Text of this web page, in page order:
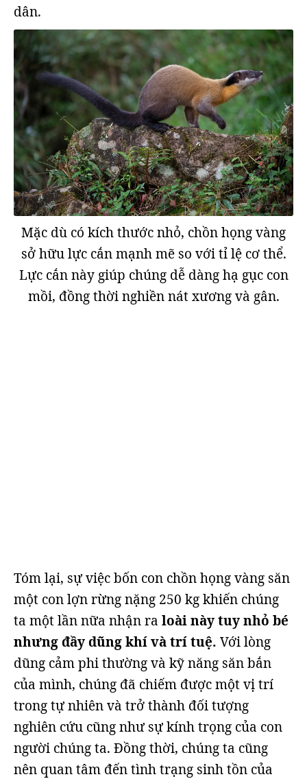
dân.
Mặc dù có kích thước nhỏ, chồn họng vàng
sở hữu lực cắn mạnh mẽ so với tỉ lệ cơ thể.
Lực cắn này giúp chúng dễ dàng hạ gục con
mồi, đồng thời nghiền nát xương và gân.
Tóm lại, sự việc bốn con chồn họng vàng săn
một con lợn rừng nặng 250 kg khiến chúng
ta một lần nữa nhận ra loài này tuy nhỏ bé
nhưng đầy dũng khí và trí tuệ. Với lòng
dũng cảm phi thường và kỹ năng săn bắn
của mình, chúng đã chiếm được một vị trí
trong tự nhiên và trở thành đối tượng
nghiên cứu cũng như sự kính trọng của con
người chúng ta. Đồng thời, chúng ta cũng
nên quan tâm đến tình trạng sinh tồn của